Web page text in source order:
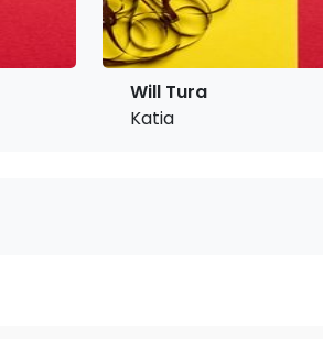
Will Tura
Katia